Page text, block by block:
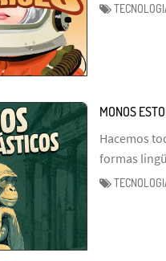
MONOS
Hacemos
formas